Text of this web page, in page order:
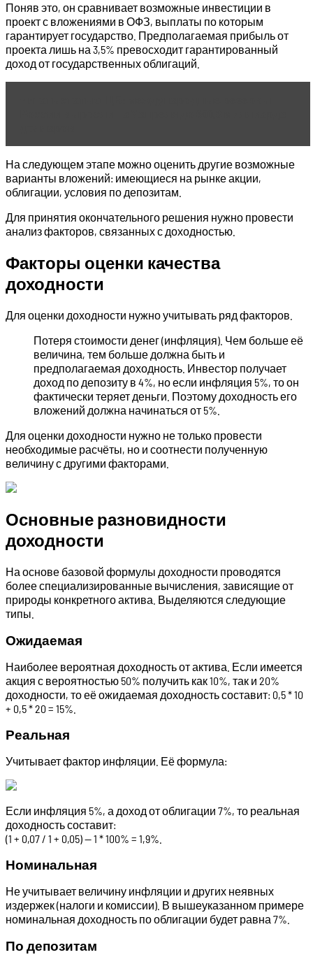
Поняв это, он сравнивает возможные инвестиции в
проект с вложениями в ОФЗ, выплаты по которым
гарантирует государство. Предполагаемая прибыль от
проекта лишь на 3,5% превосходит гарантированный
доход от государственных облигаций.
На следующем этапе можно оценить другие возможные
варианты вложений: имеющиеся на рынке акции,
облигации, условия по депозитам.
Для принятия окончательного решения нужно провести
анализ факторов, связанных с доходностью.
Факторы оценки качества
доходности
Для оценки доходности нужно учитывать ряд факторов.
Потеря стоимости денег (инфляция). Чем больше её
величина, тем больше должна быть и
предполагаемая доходность. Инвестор получает
доход по депозиту в 4%, но если инфляция 5%, то он
фактически теряет деньги. Поэтому доходность его
вложений должна начинаться от 5%.
Для оценки доходности нужно не только провести
необходимые расчёты, но и соотнести полученную
величину с другими факторами.
Основные разновидности
доходности
На основе базовой формулы доходности проводятся
более специализированные вычисления, зависящие от
природы конкретного актива. Выделяются следующие
типы.
Ожидаемая
Наиболее вероятная доходность от актива. Если имеется
акция с вероятностью 50% получить как 10%, так и 20%
доходности, то её ожидаемая доходность составит: 0,5 * 10
+ 0,5 * 20 = 15%.
Реальная
Учитывает фактор инфляции. Её формула:
Если инфляция 5%, а доход от облигации 7%, то реальная
доходность составит:
(1 + 0,07 / 1 + 0,05) — 1 * 100% = 1,9%.
Номинальная
Не учитывает величину инфляции и других неявных
издержек (налоги и комиссии). В вышеуказанном примере
номинальная доходность по облигации будет равна 7%.
По депозитам